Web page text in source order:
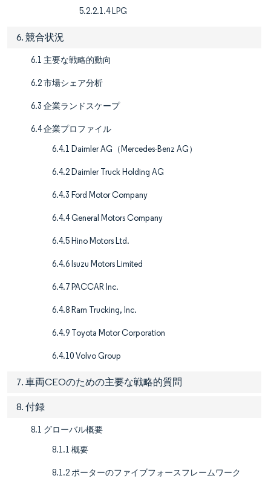
5.2.2.1.4 LPG
6. 競合状況
6.1 主要な戦略的動向
6.2 市場シェア分析
6.3 企業ランドスケープ
6.4 企業プロファイル
6.4.1 Daimler AG（Mercedes-Benz AG）
6.4.2 Daimler Truck Holding AG
6.4.3 Ford Motor Company
6.4.4 General Motors Company
6.4.5 Hino Motors Ltd.
6.4.6 Isuzu Motors Limited
6.4.7 PACCAR Inc.
6.4.8 Ram Trucking, Inc.
6.4.9 Toyota Motor Corporation
6.4.10 Volvo Group
7. 車両CEOのための主要な戦略的質問
8. 付録
8.1 グローバル概要
8.1.1 概要
8.1.2 ポーターのファイブフォースフレームワーク